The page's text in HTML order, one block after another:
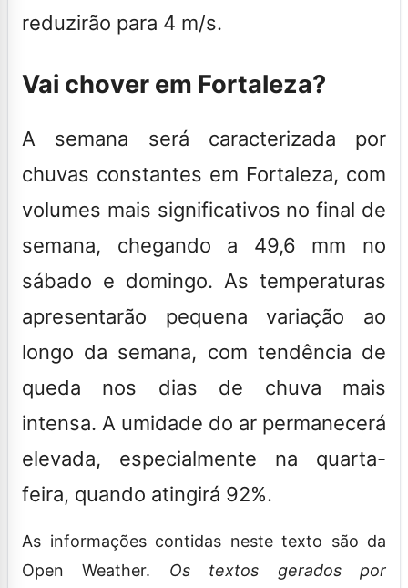
reduzirão para 4 m/s.
Vai chover em Fortaleza?
A semana será caracterizada por
chuvas constantes em Fortaleza, com
volumes mais significativos no final de
semana, chegando a 49,6 mm no
sábado e domingo. As temperaturas
apresentarão pequena variação ao
longo da semana, com tendência de
queda nos dias de chuva mais
intensa. A umidade do ar permanecerá
elevada, especialmente na quarta-
feira, quando atingirá 92%.
As informações contidas neste texto são da
Open Weather. Os textos gerados por